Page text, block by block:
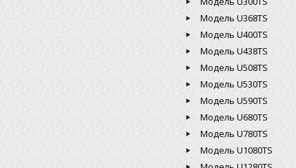
Модель U368TS
Модель U400TS
Модель U438TS
Модель U508TS
Модель U530TS
Модель U590TS
Модель U680TS
Модель U780TS
Модель U1080TS